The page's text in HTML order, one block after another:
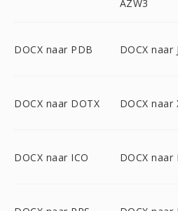
AZW3
DOCX naar PDB DOCX naar
DOCX naar DOTX DOCX naar
DOCX naar ICO DOCX naar